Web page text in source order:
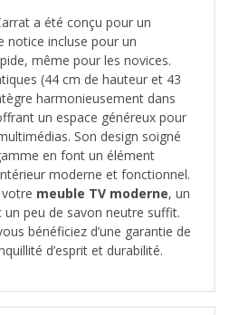
a été conçu pour un
notice incluse pour un
même pour les novices.
(44 cm de hauteur et 43
harmonieusement dans
un espace généreux pour
Son design soigné
en font un élément
moderne et fonctionnel.
votre meuble TV moderne, un
peu de savon neutre suffit.
bénéficiez d’une garantie de
d’esprit et durabilité.